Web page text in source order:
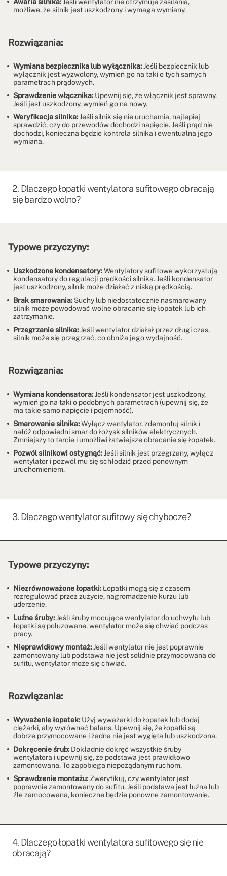
możliwe, że silnik jest uszkodzony i wymaga wymiany.
Rozwiązania:
Wymiana bezpiecznika lub wyłącznika: Jeśli bezpiecznik lub
wyłącznik jest wyzwolony, wymień go na taki o tych samych
parametrach prądowych.
Sprawdzenie włącznika: Upewnij się, że włącznik jest sprawny.
Jeśli jest uszkodzony, wymień go na nowy.
Weryfikacja silnika: Jeśli silnik się nie uruchamia, najlepiej
sprawdzić, czy do przewodów dochodzi napięcie. Jeśli prąd nie
dochodzi, konieczna będzie kontrola silnika i ewentualna jego
wymiana.
2. Dlaczego łopatki wentylatora sufitowego obracają
się bardzo wolno?
Typowe przyczyny:
Uszkodzone kondensatory:Wentylatory sufitowe wykorzystują
kondensatory do regulacji prędkości silnika. Jeśli kondensator
jest uszkodzony, silnik może działać z niską prędkością.
Brak smarowania: Suchy lub niedostatecznie nasmarowany
silnik może powodować wolne obracanie się łopatek lub ich
zatrzymanie.
Przegrzanie silnika: Jeśli wentylator działał przez długi czas,
silnik może się przegrzać, co obniża jego wydajność.
Rozwiązania:
Wymiana kondensatora: Jeśli kondensator jest uszkodzony,
wymień go na taki o podobnych parametrach (upewnij się, że
ma takie samo napięcie i pojemność).
Smarowanie silnika:Wyłącz wentylator, zdemontuj silnik i
nałóż odpowiedni smar do łożysk silników elektrycznych.
Zmniejszy to tarcie i umożliwi łatwiejsze obracanie się łopatek.
Pozwól silnikowi ostygnąć: Jeśli silnik jest przegrzany, wyłącz
wentylator i pozwól mu się schłodzić przed ponownym
uruchomieniem.
3. Dlaczego wentylator sufitowy się chybocze?
Typowe przyczyny:
Niezrównoważone łopatki:Łopatki mogą się z czasem
rozregulować przez zużycie, nagromadzenie kurzu lub
uderzenie.
Luźne śruby: Jeśli śruby mocujące wentylator do uchwytu lub
łopatki są poluzowane, wentylator może się chwiać podczas
pracy.
Nieprawidłowy montaż: Jeśli wentylator nie jest poprawnie
zamontowany lub podstawa nie jest solidnie przymocowana do
sufitu, wentylator może się chwiać.
Rozwiązania:
Wyważenie łopatek: Użyj wyważarki do łopatek lub dodaj
ciężarki, aby wyrównać balans. Upewnij się, że łopatki są
dobrze przymocowane i żadna nie jest wygięta lub uszkodzona.
Dokręcenie śrub: Dokładnie dokręć wszystkie śruby
wentylatora i upewnij się, że podstawa jest prawidłowo
zamontowana. To zapobiega niepożądanym ruchom.
Sprawdzenie montażu: Zweryfikuj, czy wentylator jest
poprawnie zamontowany do sufitu. Jeśli podstawa jest luźna lub
źle zamocowana, konieczne będzie ponowne zamontowanie.
4. Dlaczego łopatki wentylatora sufitowego się nie
obracają?